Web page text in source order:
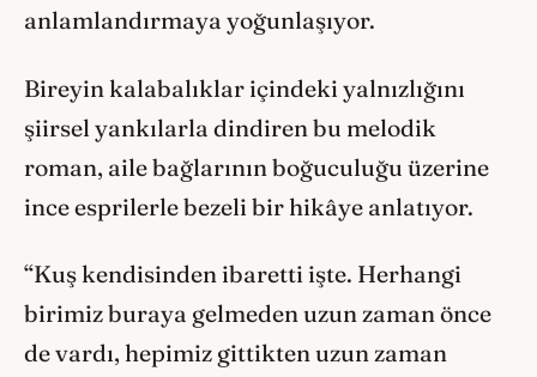
anlamlandırmaya yoğunlaşıyor.
Bireyin kalabalıklar içindeki yalnızlığını
şiirsel yankılarla dindiren bu melodik
roman, aile bağlarının boğuculuğu üzerine
ince esprilerle bezeli bir hikâye anlatıyor.
“Kuş kendisinden ibaretti işte. Herhangi
birimiz buraya gelmeden uzun zaman önce
de vardı, hepimiz gittikten uzun zaman